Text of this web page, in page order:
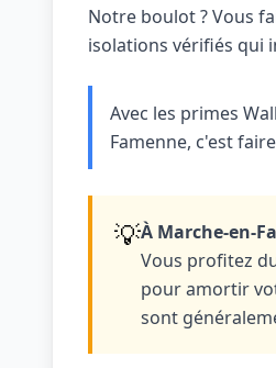
Notre boulot ? Vous
isolations vérifiés qui
Avec les primes
Famenne, c'est
💡À Marche-en-
Vous profitez
pour amortir
sont